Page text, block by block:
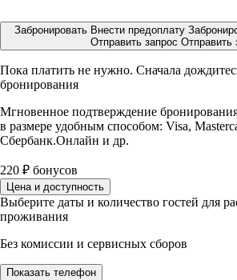
Забронировать Внести предоплату
Отправить запрос Отправить
Пока платить не нужно. Сначала
бронирования
Мгновенное подтверждение
в размере удобным способом: Visa,
Сбербанк.Онлайн и др.
220 ₽ бонусов
Цена и доступность
Выберите даты и количество гостей для
проживания
Без комиссии и сервисных сборов
Показать телефон